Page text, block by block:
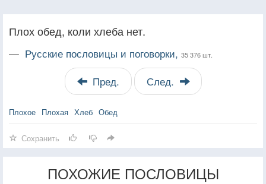
Плох обед, коли хлеба нет.
— Русские пословицы и поговорки, 35 376 шт.
Пред. След.
Плохое Плохая Хлеб Обед
Сохранить
ПОХОЖИЕ ПОСЛОВИЦЫ